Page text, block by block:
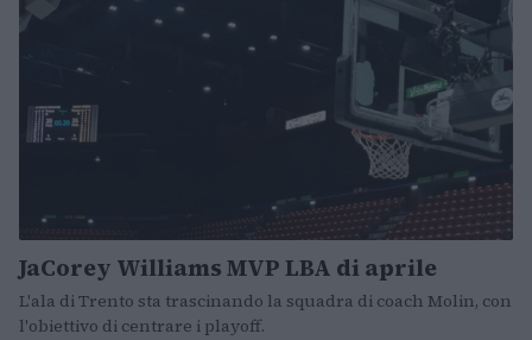
JaCorey Williams MVP LBA di aprile
L'ala di Trento sta trascinando la squadra di coach Molin, con
l'obiettivo di centrare i playoff.